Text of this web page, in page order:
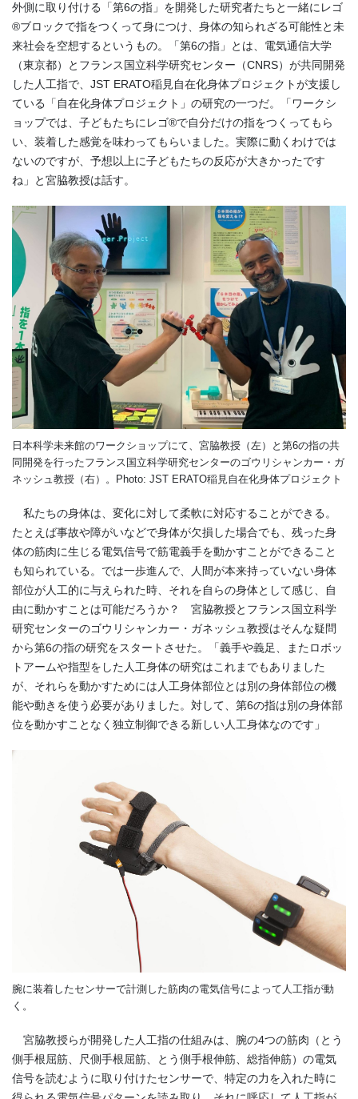
外側に取り付ける「第6の指」を開発した研究者たちと一緒にレゴ
®ブロックで指をつくって身につけ、身体の知られざる可能性と未
来社会を空想するというもの。「第6の指」とは、電気通信大学
（東京都）とフランス国立科学研究センター（CNRS）が共同開発
した人工指で、 JST ERATO稲見自在化身体プロジェクトが支援し
ている「自在化身体プロジェクト」の研究の一つだ。「ワークシ
ョップでは、子どもたちにレゴ®で自分だけの指をつくってもら
い、装着した感覚を味わってもらいました。実際に動くわけでは
ないのですが、予想以上に子どもたちの反応が大きかったです
ね」と宮脇教授は話す。
日本科学未来館のワークショップにて、宮脇教授（左）と第6の指の共
同開発を行ったフランス国立科学研究センターのゴウリシャンカー・ガ
ネッシュ教授（右）。Photo: JST ERATO稲見自在化身体プロジェクト
私たちの身体は、変化に対して柔軟に対応することができる。
たとえば事故や障がいなどで身体が欠損した場合でも、残った身
体の筋肉に生じる電気信号で筋電義手を動かすことができること
も知られている。では一歩進んで、人間が本来持っていない身体
部位が人工的に与えられた時、それを自らの身体として感じ、自
由に動かすことは可能だろうか？ 宮脇教授とフランス国立科学
研究センターのゴウリシャンカー・ガネッシュ教授はそんな疑問
から第6の指の研究をスタートさせた。「義手や義足、またロボッ
トアームや指型をした人工身体の研究はこれまでもありました
が、それらを動かすためには人工身体部位とは別の身体部位の機
能や動きを使う必要がありました。対して、第6の指は別の身体部
位を動かすことなく独立制御できる新しい人工身体なのです」
腕に装着したセンサーで計測した筋肉の電気信号によって人工指が動
く。
宮脇教授らが開発した人工指の仕組みは、腕の4つの筋肉（とう
側手根屈筋、尺側手根屈筋、とう側手根伸筋、総指伸筋）の電気
信号を読むように取り付けたセンサーで、特定の力を入れた時に